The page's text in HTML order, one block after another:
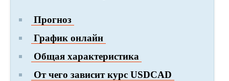
Прогноз
График онлайн
Общая характеристика
От чего зависит курс USDCAD